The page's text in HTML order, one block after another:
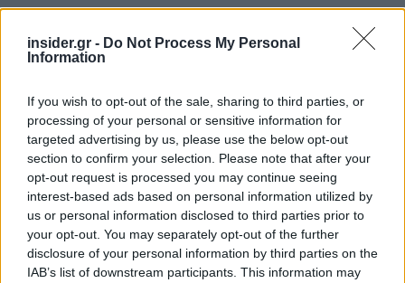
insider.gr - Do Not Process My Personal
Information
If you wish to opt-out of the sale, sharing to third parties, or
processing of your personal or sensitive information for
targeted advertising by us, please use the below opt-out
section to confirm your selection. Please note that after your
opt-out request is processed you may continue seeing
interest-based ads based on personal information utilized by
us or personal information disclosed to third parties prior to
your opt-out. You may separately opt-out of the further
disclosure of your personal information by third parties on the
IAB’s list of downstream participants. This information may
Ακολουθήστε τοinsider.gr στο Google Newsκαι μάθετε
πρώτοι όλες τιςειδήσειςαπό την Ελλάδα και τον κόσμο.